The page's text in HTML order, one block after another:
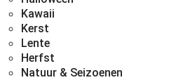
Kawaii
Kerst
Lente
Herfst
Natuur & Seizoenen